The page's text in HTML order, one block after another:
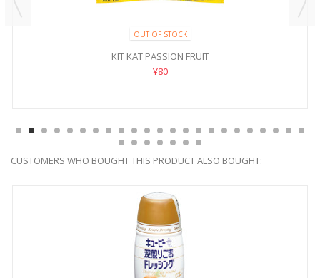
OUT OF STOCK
KIT KAT PASSION FRUIT
¥80
CUSTOMERS WHO BOUGHT THIS PRODUCT ALSO BOUGHT: